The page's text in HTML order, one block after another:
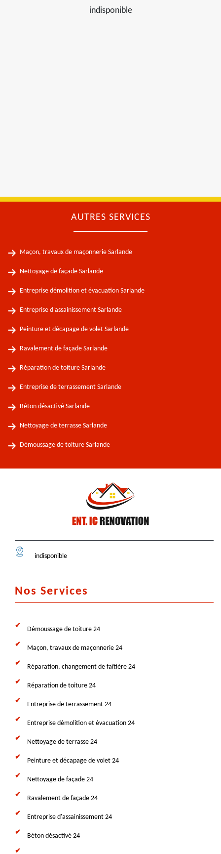
indisponible
AUTRES SERVICES
Maçon, travaux de maçonnerie Sarlande
Nettoyage de façade Sarlande
Entreprise démolition et évacuation Sarlande
Entreprise d'assainissement Sarlande
Peinture et décapage de volet Sarlande
Ravalement de façade Sarlande
Réparation de toiture Sarlande
Entreprise de terrassement Sarlande
Béton désactivé Sarlande
Nettoyage de terrasse Sarlande
Démoussage de toiture Sarlande
indisponible
Nos Services
Démoussage de toiture 24
Maçon, travaux de maçonnerie 24
Réparation, changement de faîtière 24
Réparation de toiture 24
Entreprise de terrassement 24
Entreprise démolition et évacuation 24
Nettoyage de terrasse 24
Peinture et décapage de volet 24
Nettoyage de façade 24
Ravalement de façade 24
Entreprise d'assainissement 24
Béton désactivé 24